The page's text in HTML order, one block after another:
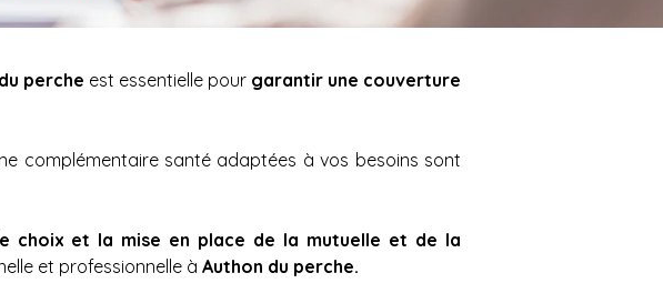
perche est essentielle pour garantir une couverture
choix et la mise en place de la mutuelle et de la
et professionnelle à Authon du perche.